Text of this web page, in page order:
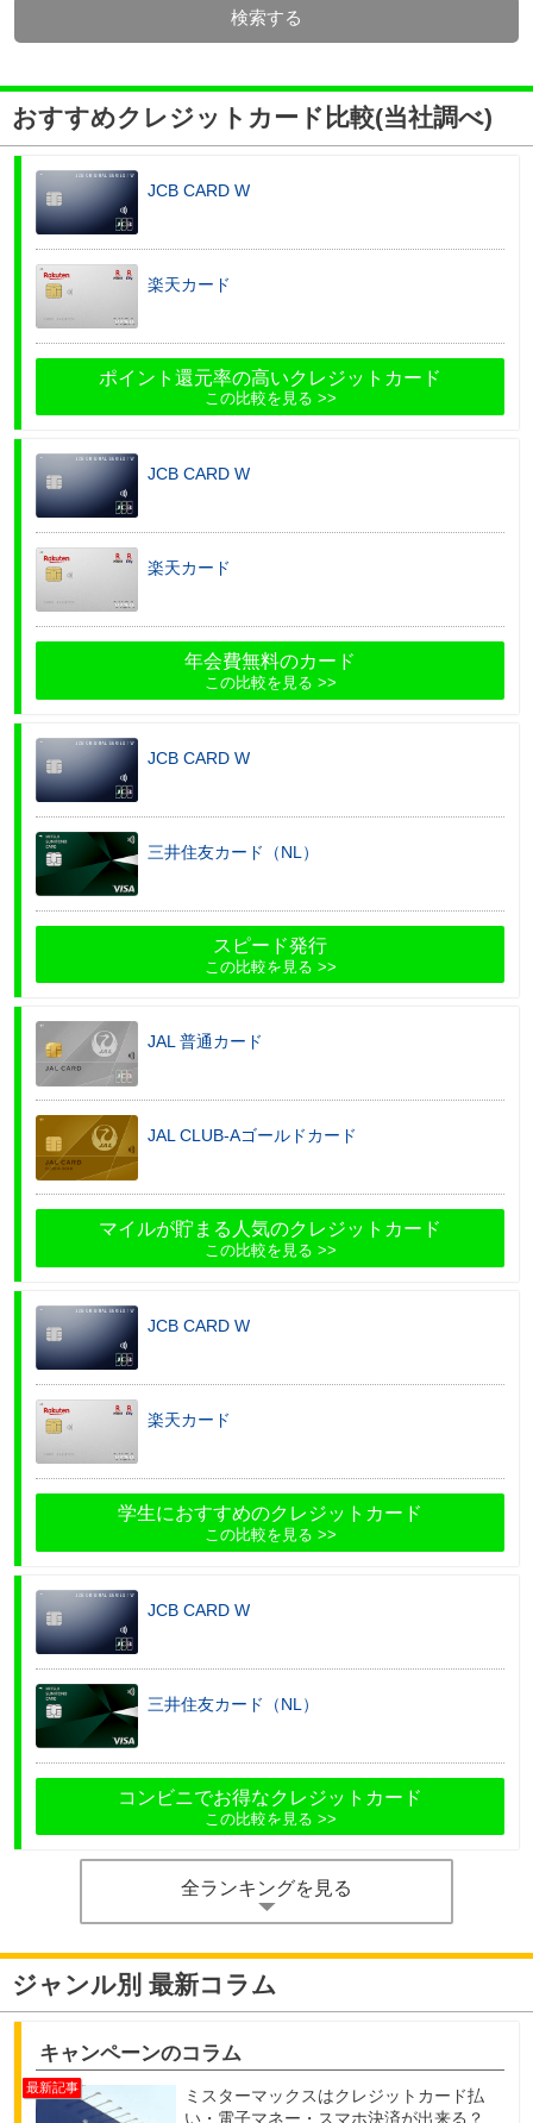
検索する
おすすめクレジットカード比較(当社調べ)
JCB CARD W
楽天カード
ポイント還元率の高いクレジットカード
この比較を見る
JCB CARD W
楽天カード
年会費無料のカード
この比較を見る
JCB CARD W
三井住友カード（NL）
スピード発行
この比較を見る
JAL 普通カード
JAL CLUB-Aゴールドカード
マイルが貯まる人気のクレジットカード
この比較を見る
JCB CARD W
楽天カード
学生におすすめのクレジットカード
この比較を見る
JCB CARD W
三井住友カード（NL）
コンビニでお得なクレジットカード
この比較を見る
全ランキングを見る
ジャンル別 最新コラム
キャンペーンのコラム
ミスターマックスはクレジットカード払
い・電子マネー・スマホ決済が出来る？